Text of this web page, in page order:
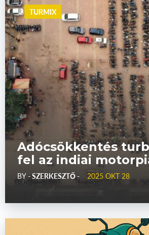
TURMIX
Adócsökkentés
fel az indiai
BY- SZERKESZTŐ - 2025 OKT 28